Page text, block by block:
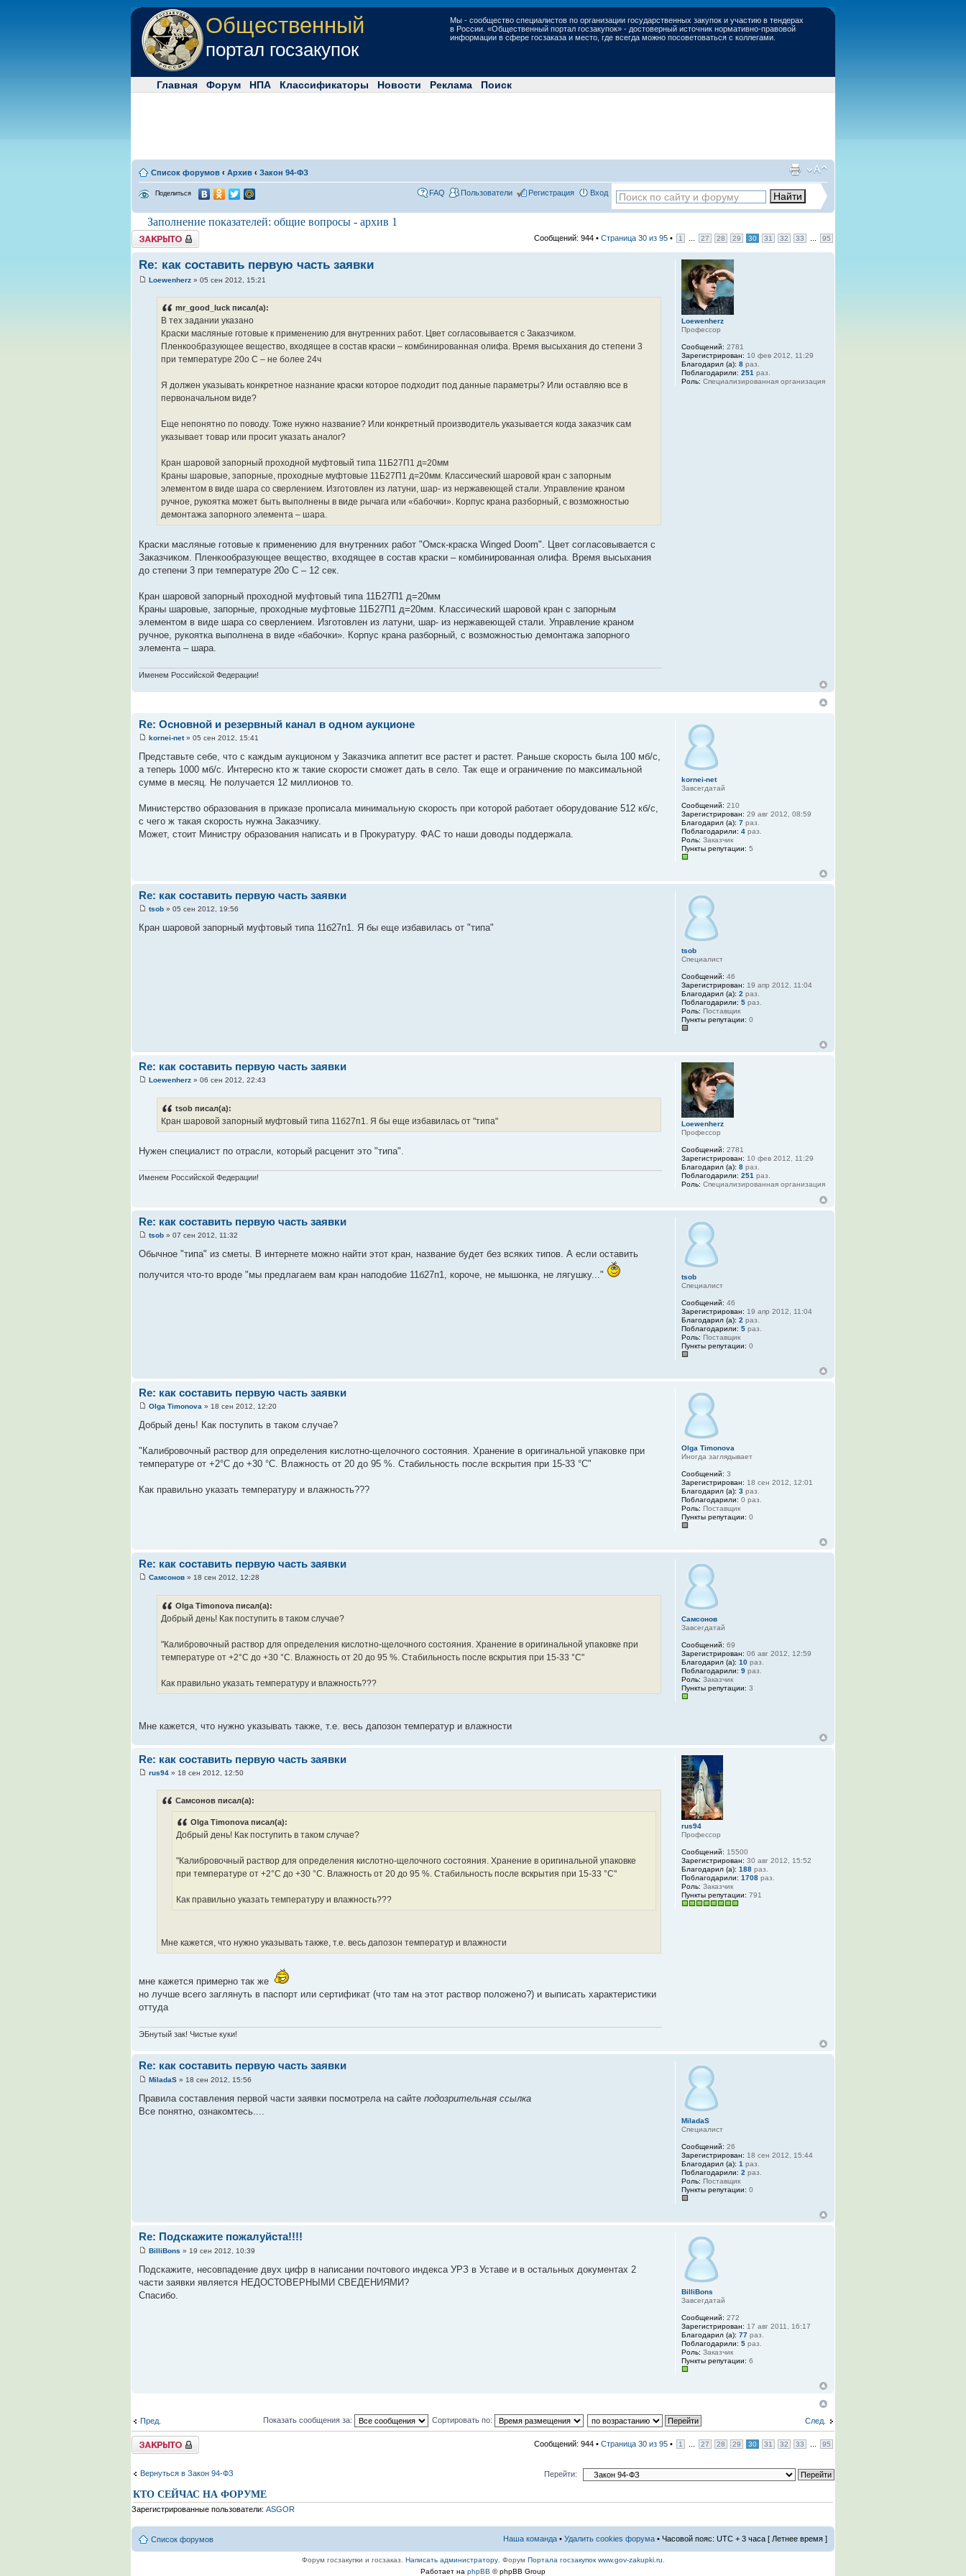
Мы - сообщество специалистов по организации государственных закупок и участию в тендерах
в России. «Общественный портал госзакупок» - достоверный источник нормативно-правовой
информации в сфере госзаказа и место, где всегда можно посоветоваться с коллегами.
Общественный
портал госзакупок
Главная Форум НПА Классификаторы Новости Реклама Поиск
Список форумов ‹ Архив ‹ Закон 94-ФЗ
Поделиться FAQ Пользователи Регистрация Вход
Заполнение показателей: общие вопросы - архив 1
Tема закрыта Сообщений: 944 • Страница 30 из 95 • 1 27 28 29 30 31 32 33 95
Re: как составить первую часть заявки
Loewenherz » 05 сен 2012, 15:21
mr_good_luck писал(а):
В тех задании указано
Краски масляные готовые к применению для внутренних работ. Цвет согласовывается с Заказчиком.
Пленкообразующее вещество, входящее в состав краски – комбинированная олифа. Время высыхания до степени 3
при температуре 20о С – не более 24ч
Я должен указывать конкретное назнание краски которое подходит под данные параметры? Или оставляю все в
первоначальном виде?
Еще непонятно по поводу. Тоже нужно название? Или конкретный производитель указывается когда заказчик сам
указывает товар или просит указать аналог?
Кран шаровой запорный проходной муфтовый типа 11Б27П1 д=20мм
Краны шаровые, запорные, проходные муфтовые 11Б27П1 д=20мм. Классический шаровой кран с запорным
элементом в виде шара со сверлением. Изготовлен из латуни, шар- из нержавеющей стали. Управление краном
ручное, рукоятка может быть выполнены в виде рычага или «бабочки». Корпус крана разборный, с возможностью
демонтажа запорного элемента – шара.
Краски масляные готовые к применению для внутренних работ "Омск-краска Winged Doom". Цвет согласовывается с
Заказчиком. Пленкообразующее вещество, входящее в состав краски – комбинированная олифа. Время высыхания
до степени 3 при температуре 20о С – 12 сек.
Кран шаровой запорный проходной муфтовый типа 11Б27П1 д=20мм
Краны шаровые, запорные, проходные муфтовые 11Б27П1 д=20мм. Классический шаровой кран с запорным
элементом в виде шара со сверлением. Изготовлен из латуни, шар- из нержавеющей стали. Управление краном
ручное, рукоятка выполнена в виде «бабочки». Корпус крана разборный, с возможностью демонтажа запорного
элемента – шара.
Именем Российской Федерации!
Loewenherz
Профессор
Сообщений: 2781
Зарегистрирован: 10 фев 2012, 11:29
Благодарил (а): 8 раз.
Поблагодарили: 251 раз.
Роль: Специализированная организация
Re: Основной и резервный канал в одном аукционе
kornei-net» 05 сен 2012, 15:41
Представьте себе, что с каждым аукционом у Заказчика аппетит все растет и растет. Раньше скорость была 100 мб/с,
а теперь 1000 мб/с. Интересно кто ж такие скорости сможет дать в село. Так еще и ограничение по максимальной
сумме в месяц. Не получается 12 миллионов то.
Министерство образования в приказе прописала минимальную скорость при которой работает оборудование 512 кб/с,
с чего ж такая скорость нужна Заказчику.
Может, стоит Министру образования написать и в Прокуратуру. ФАС то наши доводы поддержала.
kornei-net
Завсегдатай
Сообщений: 210
Зарегистрирован: 29 авг 2012, 08:59
Благодарил (а): 7 раз.
Поблагодарили: 4 раз.
Роль: Заказчик
Пункты репутации: 5
Re: как составить первую часть заявки
tsob » 05 сен 2012, 19:56
Кран шаровой запорный муфтовый типа 11б27п1. Я бы еще избавилась от "типа"
tsob
Специалист
Сообщений: 46
Зарегистрирован: 19 апр 2012, 11:04
Благодарил (а): 2 раз.
Поблагодарили: 5 раз.
Роль: Поставщик
Пункты репутации: 0
Re: как составить первую часть заявки
Loewenherz » 06 сен 2012, 22:43
tsob писал(а):
Кран шаровой запорный муфтовый типа 11б27п1. Я бы еще избавилась от "типа"
Нужен специалист по отрасли, который расценит это "типа".
Именем Российской Федерации!
Loewenherz
Профессор
Сообщений: 2781
Зарегистрирован: 10 фев 2012, 11:29
Благодарил (а): 8 раз.
Поблагодарили: 251 раз.
Роль: Специализированная организация
Re: как составить первую часть заявки
tsob » 07 сен 2012, 11:32
Обычное "типа" из сметы. В интернете можно найти этот кран, название будет без всяких типов. А если оставить
получится что-то вроде "мы предлагаем вам кран наподобие 11б27п1, короче, не мышонка, не лягушку..."
tsob
Специалист
Сообщений: 46
Зарегистрирован: 19 апр 2012, 11:04
Благодарил (а): 2 раз.
Поблагодарили: 5 раз.
Роль: Поставщик
Пункты репутации: 0
Re: как составить первую часть заявки
Olga Timonova » 18 сен 2012, 12:20
Добрый день! Как поступить в таком случае?
"Калибровочный раствор для определения кислотно-щелочного состояния. Хранение в оригинальной упаковке при
температуре от +2°С до +30 °С. Влажность от 20 до 95 %. Стабильность после вскрытия при 15-33 °С"
Как правильно указать температуру и влажность???
Olga Timonova
Иногда заглядывает
Сообщений: 3
Зарегистрирован: 18 сен 2012, 12:01
Благодарил (а): 3 раз.
Поблагодарили: 0 раз.
Роль: Поставщик
Пункты репутации: 0
Re: как составить первую часть заявки
Самсонов » 18 сен 2012, 12:28
Olga Timonova писал(а):
Добрый день! Как поступить в таком случае?
"Калибровочный раствор для определения кислотно-щелочного состояния. Хранение в оригинальной упаковке при
температуре от +2°С до +30 °С. Влажность от 20 до 95 %. Стабильность после вскрытия при 15-33 °С"
Как правильно указать температуру и влажность???
Мне кажется, что нужно указывать также, т.е. весь дапозон температур и влажности
Самсонов
Завсегдатай
Сообщений: 69
Зарегистрирован: 06 авг 2012, 12:59
Благодарил (а): 10 раз.
Поблагодарили: 9 раз.
Роль: Заказчик
Пункты репутации: 3
Re: как составить первую часть заявки
rus94 » 18 сен 2012, 12:50
Самсонов писал(а):
Olga Timonova писал(а):
Добрый день! Как поступить в таком случае?
"Калибровочный раствор для определения кислотно-щелочного состояния. Хранение в оригинальной упаковке
при температуре от +2°С до +30 °С. Влажность от 20 до 95 %. Стабильность после вскрытия при 15-33 °С"
Как правильно указать температуру и влажность???
Мне кажется, что нужно указывать также, т.е. весь дапозон температур и влажности
мне кажется примерно так же
но лучше всего заглянуть в паспорт или сертификат (что там на этот раствор положено?) и выписать характеристики
оттуда
ЭБнутый зак! Чистые куки!
rus94
Профессор
Сообщений: 15500
Зарегистрирован: 30 авг 2012, 15:52
Благодарил (а): 188 раз.
Поблагодарили: 1708 раз.
Роль: Заказчик
Пункты репутации: 791
Re: как составить первую часть заявки
MiladaS » 18 сен 2012, 15:56
Правила составления первой части заявки посмотрела на сайте подозрительная ссылка
Все понятно, ознакомтесь....
MiladaS
Специалист
Сообщений: 26
Зарегистрирован: 18 сен 2012, 15:44
Благодарил (а): 1 раз.
Поблагодарили: 2 раз.
Роль: Поставщик
Пункты репутации: 0
Re: Подскажите пожалуйста!!!!
BilliBons » 19 сен 2012, 10:39
Подскажите, несовпадение двух цифр в написании почтового индекса УРЗ в Уставе и в остальных документах 2
части заявки является НЕДОСТОВЕРНЫМИ СВЕДЕНИЯМИ?
Спасибо.
BilliBons
Завсегдатай
Сообщений: 272
Зарегистрирован: 17 авг 2011, 16:17
Благодарил (а): 77 раз.
Поблагодарили: 5 раз.
Роль: Заказчик
Пункты репутации: 6
Пред. След.
Показать сообщения за: Сортировать по:
Tема закрыта Сообщений: 944 • Страница 30 из 95 • 1 27 28 29 30 31 32 33 95
Вернуться в Закон 94-ФЗ Перейти:
КТО СЕЙЧАС НА ФОРУМЕ
Зарегистрированные пользователи: ASGOR
Список форумов Наша команда • Удалить cookies форума • Часовой пояс: UTC + 3 часа [ Летнее время ]
Форум госзакупки и госзаказ. Написать администратору. Форум Портала госзакупок www.gov-zakupki.ru
Работает на phpВВ © phpВВ Group